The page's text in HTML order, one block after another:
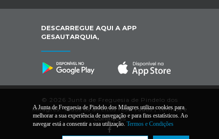
DESCARREGUE AQUI A APP
GESAUTARQUIA,
© 2026 Junta de Freguesia de Pindelo dos
Milagres. Todos os direitos reservados |Termos e
Condições
A Junta de Freguesia de Pindelo dos Milagres utiliza cookies para
melhorar a sua experiência de navegação e para fins estatísticos. Ao
navegar está a consentir a sua utilização. Termos e Condições